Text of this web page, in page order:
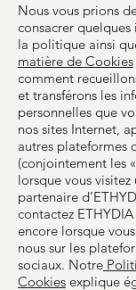
Nous vous prions
consacrer
la politique ainsi
matière de Cookies
comment
et transférons les
personnelles que
nos sites Internet,
autres plateformes
(conjointement les
lorsque vous
partenaire
contactez
encore lorsque
nous sur les
sociaux. Notre
Cookies explique